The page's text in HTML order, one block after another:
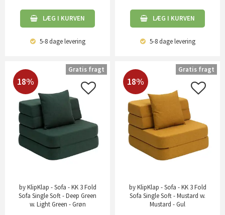
LÆG I KURVEN
5-8 dagelevering
LÆG I KURVEN
5-8 dagelevering
18%
by KlipKlap - Sofa - KK 3 Fold
Sofa Single Soft - Deep Green
w. Light Green - Grøn
Gratis fragt
18%
by KlipKlap - Sofa - KK 3 Fold
Sofa Single Soft - Mustard w.
Mustard - Gul
Gratis fragt